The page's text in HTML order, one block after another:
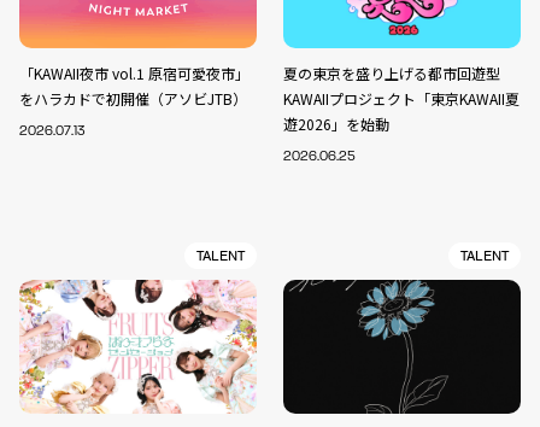
「KAWAII夜市 vol.1 原宿可愛夜市」
をハラカドで初開催（アソビJTB）
2026.07.13
夏の東京を盛り上げる都市回遊型
KAWAIIプロジェクト「東京KAWAII夏
遊2026」を始動
2026.06.25
TALENT TALENT